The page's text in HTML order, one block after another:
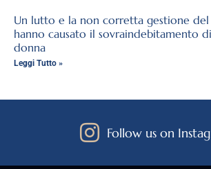
Un lutto e la non corretta gestione
hanno causato il sovraindebitamento di
donna
Leggi Tutto »
Follow us on